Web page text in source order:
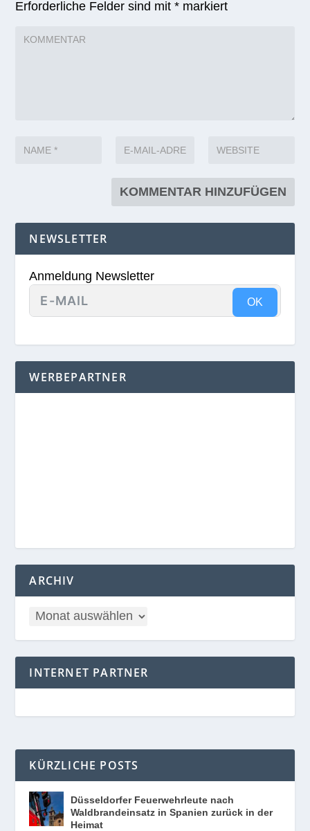
Erforderliche Felder sind mit* markiert
NEWSLETTER
Anmeldung Newsletter
OK
WERBEPARTNER
ARCHIV
INTERNET PARTNER
KÜRZLICHE POSTS
Düsseldorfer Feuerwehrleute nach
Waldbrandeinsatz in Spanien zurück in der
Heimat